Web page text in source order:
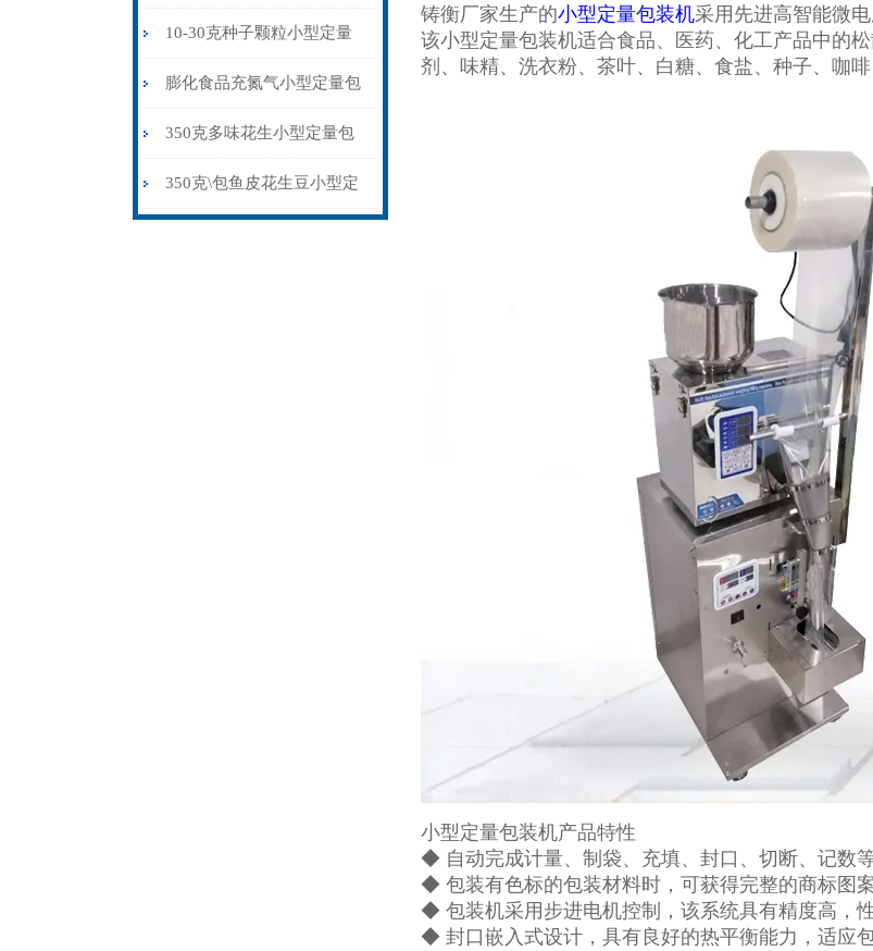
食品杂粮中药粉打包机
10-30克种子颗粒小型定量
包装机称重制袋封口
膨化食品充氮气小型定量包
装机厂家价格
350克多味花生小型定量包
装机背封品牌
350克\包鱼皮花生豆小型定
铸衡厂家生产的小型定量包装机采用先进高智能微
该小型定量包装机适合食品、医药、化工产品中的
剂、味精、洗衣粉、茶叶、白糖、食盐、种子、咖啡
小型定量包装机产品特性
◆ 自动完成计量、制袋、充填、封口、切断、记数等
◆ 包装有色标的包装材料时，可获得完整的商标图案
◆ 包装机采用步进电机控制，该系统具有精度高，
◆ 封口嵌入式设计，具有良好的热平衡能力，适应